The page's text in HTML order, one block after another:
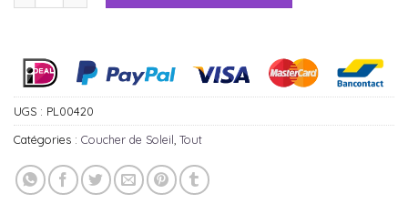
UGS : PL00420
Catégories : Coucher de Soleil Tout